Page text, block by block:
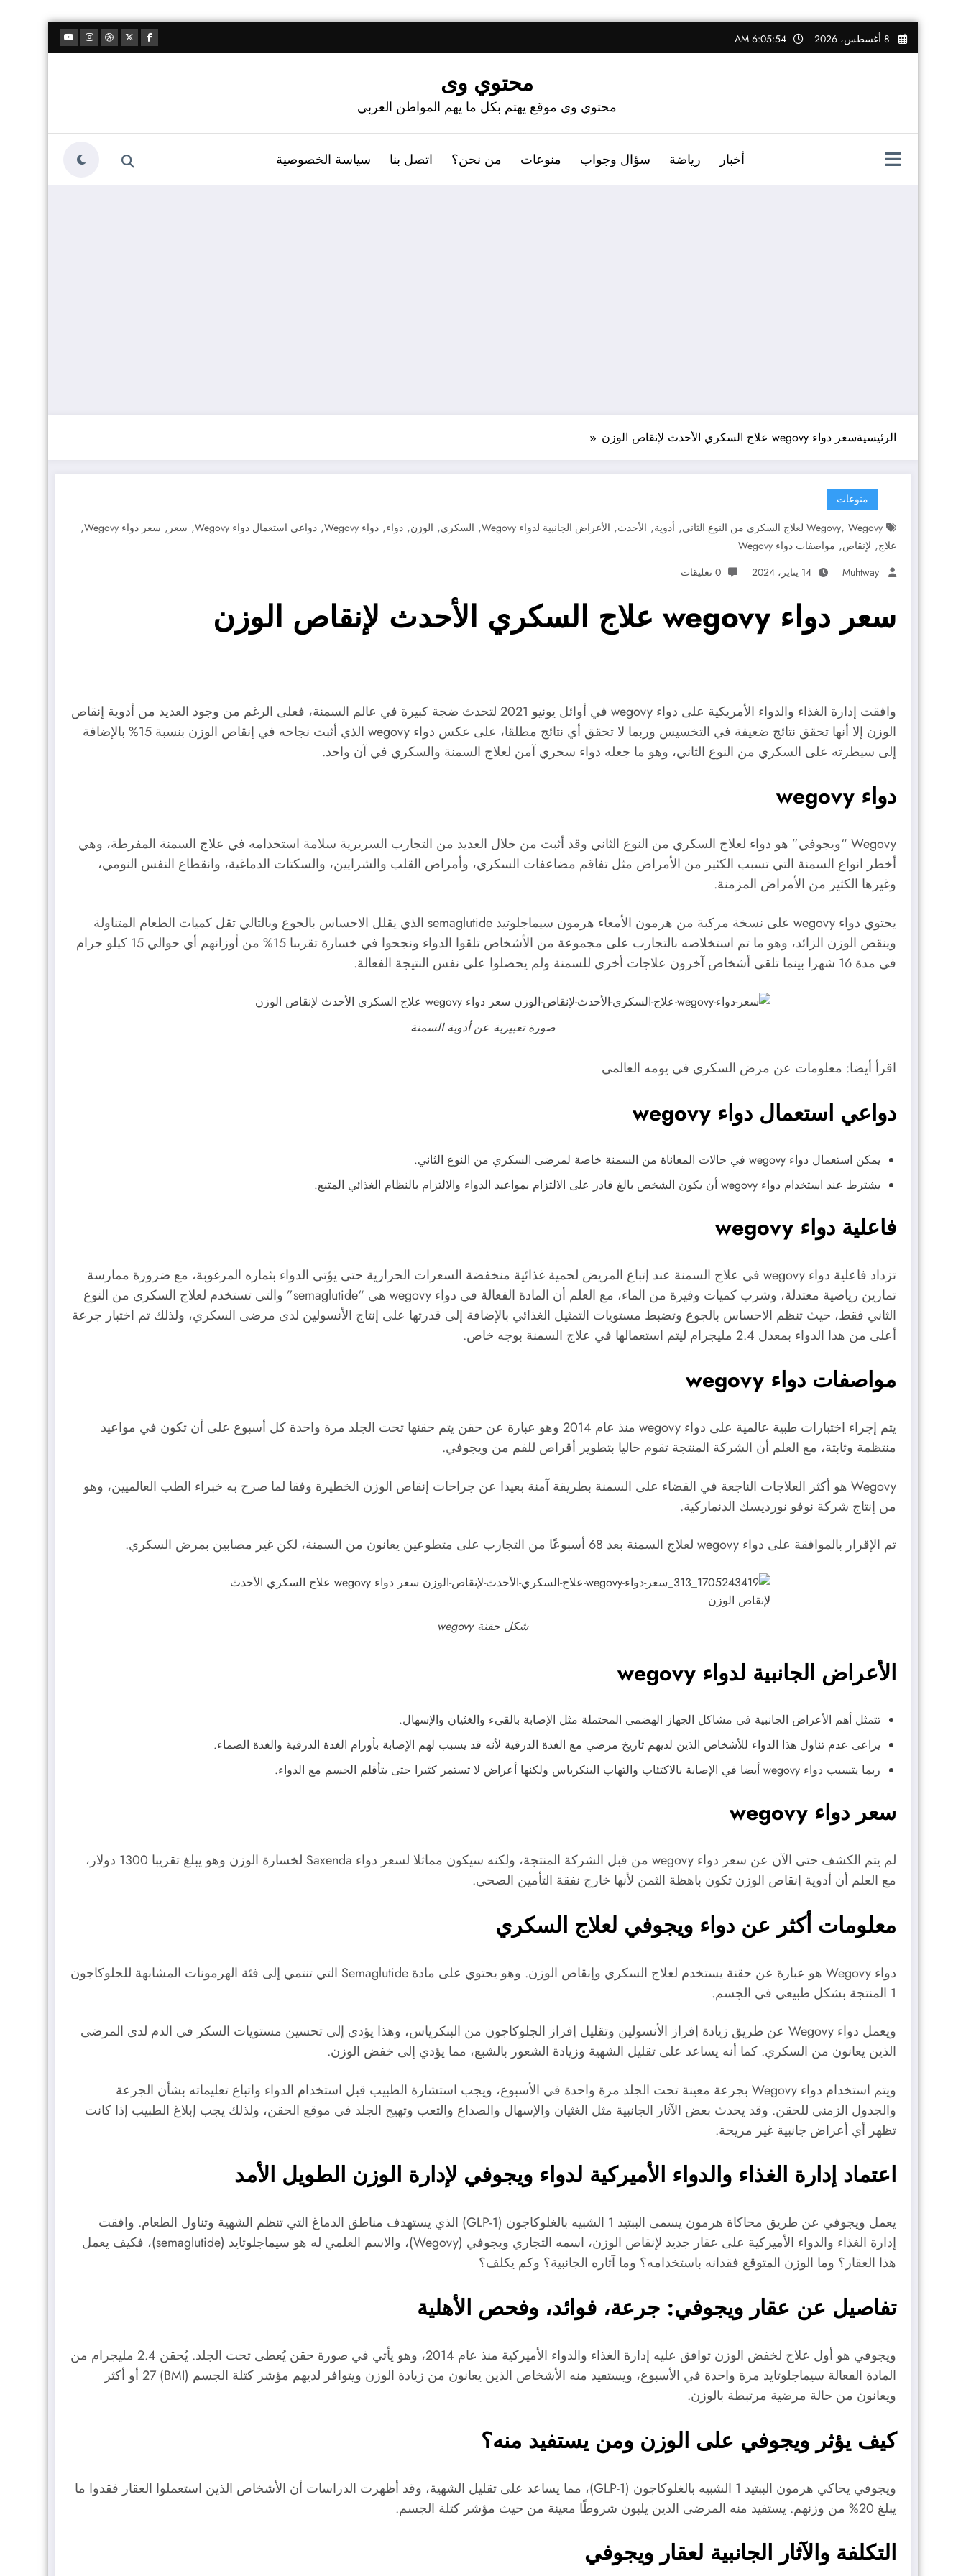
التجاوز
إلى
8 أغسطس، 2026 6:05:55 AM
محتوي وى
محتوي وى موقع يهتم بكل ما يهم المواطن العربي
أخبار رياضة سؤال وجواب منوعات من نحن؟ اتصل بنا سياسة الخصوصية
الرئيسيةسعر دواء wegovy علاج السكري الأحدث لإنقاص الوزن
منوعات
Wegovy, Wegovy لعلاج السكري من النوع الثاني , أدوية, الأحدث, الأعراض الجانبية لدواء Wegovy , السكري, الوزن, دواء, دواء Wegovy , دواعي استعمال دواء Wegovy , سعر , سعر دواء Wegovy ,
علاج, لإنقاص, مواصفات دواء Wegovy
Muhtway
14 يناير، 2024 0 تعليقات
سعر دواء wegovy علاج السكري الأحدث لإنقاص الوزن
وافقت إدارة الغذاء والدواء الأمريكية على دواء wegovy في أوائل يونيو 2021 لتحدث ضجة كبيرة في عالم السمنة، فعلى الرغم من وجود العديد من أدوية إنقاص
الوزن إلا أنها تحقق نتائج ضعيفة في التخسيس وربما لا تحقق أي نتائج مطلقا، على عكس دواء wegovy الذي أثبت نجاحه في إنقاص الوزن بنسبة 15% بالإضافة
إلى سيطرته على السكري من النوع الثاني، وهو ما جعله دواء سحري آمن لعلاج السمنة والسكري في آن واحد.
دواء wegovy
Wegovy “ويجوفي” هو دواء لعلاج السكري من النوع الثاني وقد أثبت من خلال العديد من التجارب السريرية سلامة استخدامه في علاج السمنة المفرطة، وهي
أخطر انواع السمنة التي تسبب الكثير من الأمراض مثل تفاقم مضاعفات السكري، وأمراض القلب والشرايين، والسكتات الدماغية، وانقطاع النفس النومي،
وغيرها الكثير من الأمراض المزمنة.
يحتوي دواء wegovy على نسخة مركبة من هرمون الأمعاء هرمون سيماجلوتيد semaglutide الذي يقلل الاحساس بالجوع وبالتالي تقل كميات الطعام المتناولة
وينقص الوزن الزائد، وهو ما تم استخلاصه بالتجارب على مجموعة من الأشخاص تلقوا الدواء ونجحوا في خسارة تقريبا 15% من أوزانهم أي حوالي 15 كيلو جرام
في مدة 16 شهرا بينما تلقى أشخاص آخرون علاجات أخرى للسمنة ولم يحصلوا على نفس النتيجة الفعالة.
صورة تعبيرية عن أدوية السمنة
اقرأ أيضا: معلومات عن مرض السكري في يومه العالمي
دواعي استعمال دواء wegovy
يمكن استعمال دواء wegovy في حالات المعاناة من السمنة خاصة لمرضى السكري من النوع الثاني.
يشترط عند استخدام دواء wegovy أن يكون الشخص بالغ قادر على الالتزام بمواعيد الدواء والالتزام بالنظام الغذائي المتبع.
فاعلية دواء wegovy
تزداد فاعلية دواء wegovy في علاج السمنة عند إتباع المريض لحمية غذائية منخفضة السعرات الحرارية حتى يؤتي الدواء بثماره المرغوبة، مع ضرورة ممارسة
تمارين رياضية معتدلة، وشرب كميات وفيرة من الماء، مع العلم أن المادة الفعالة في دواء wegovy هي “semaglutide” والتي تستخدم لعلاج السكري من النوع
الثاني فقط، حيث تنظم الاحساس بالجوع وتضبط مستويات التمثيل الغذائي بالإضافة إلى قدرتها على إنتاج الأنسولين لدى مرضى السكري، ولذلك تم اختبار جرعة
أعلى من هذا الدواء بمعدل 2.4 مليجرام ليتم استعمالها في علاج السمنة بوجه خاص.
مواصفات دواء wegovy
يتم إجراء اختبارات طبية عالمية على دواء wegovy منذ عام 2014 وهو عبارة عن حقن يتم حقنها تحت الجلد مرة واحدة كل أسبوع على أن تكون في مواعيد
منتظمة وثابتة، مع العلم أن الشركة المنتجة تقوم حاليا بتطوير أقراص للفم من ويجوفي.
Wegovy هو أكثر العلاجات الناجعة في القضاء على السمنة بطريقة آمنة بعيدا عن جراحات إنقاص الوزن الخطيرة وفقا لما صرح به خبراء الطب العالميين، وهو
من إنتاج شركة نوفو نورديسك الدنماركية.
تم الإقرار بالموافقة على دواء wegovy لعلاج السمنة بعد 68 أسبوعًا من التجارب على متطوعين يعانون من السمنة، لكن غير مصابين بمرض السكري.
شكل حقنة wegovy
الأعراض الجانبية لدواء wegovy
تتمثل أهم الأعراض الجانبية في مشاكل الجهاز الهضمي المحتملة مثل الإصابة بالقيء والغثيان والإسهال.
يراعى عدم تناول هذا الدواء للأشخاص الذين لديهم تاريخ مرضي مع الغدة الدرقية لأنه قد يسبب لهم الإصابة بأورام الغدة الدرقية والغدة الصماء.
ربما يتسبب دواء wegovy أيضا في الإصابة بالاكتئاب والتهاب البنكرياس ولكنها أعراض لا تستمر كثيرا حتى يتأقلم الجسم مع الدواء.
سعر دواء wegovy
لم يتم الكشف حتى الآن عن سعر دواء wegovy من قبل الشركة المنتجة، ولكنه سيكون مماثلا لسعر دواء Saxenda لخسارة الوزن وهو يبلغ تقريبا 1300 دولار،
مع العلم أن أدوية إنقاص الوزن تكون باهظة الثمن لأنها خارج نفقة التأمين الصحي.
معلومات أكثر عن دواء ويجوفي لعلاج السكري
دواء Wegovy هو عبارة عن حقنة يستخدم لعلاج السكري وإنقاص الوزن. وهو يحتوي على مادة Semaglutide التي تنتمي إلى فئة الهرمونات المشابهة للجلوكاجون
1 المنتجة بشكل طبيعي في الجسم.
ويعمل دواء Wegovy عن طريق زيادة إفراز الأنسولين وتقليل إفراز الجلوكاجون من البنكرياس، وهذا يؤدي إلى تحسين مستويات السكر في الدم لدى المرضى
الذين يعانون من السكري. كما أنه يساعد على تقليل الشهية وزيادة الشعور بالشبع، مما يؤدي إلى خفض الوزن.
ويتم استخدام دواء Wegovy بجرعة معينة تحت الجلد مرة واحدة في الأسبوع، ويجب استشارة الطبيب قبل استخدام الدواء واتباع تعليماته بشأن الجرعة
والجدول الزمني للحقن. وقد يحدث بعض الآثار الجانبية مثل الغثيان والإسهال والصداع والتعب وتهيج الجلد في موقع الحقن، ولذلك يجب إبلاغ الطبيب إذا كانت
تظهر أي أعراض جانبية غير مريحة.
اعتماد إدارة الغذاء والدواء الأميركية لدواء ويجوفي لإدارة الوزن الطويل الأمد
يعمل ويجوفي عن طريق محاكاة هرمون يسمى الببتيد 1 الشبيه بالغلوكاجون (GLP-1) الذي يستهدف مناطق الدماغ التي تنظم الشهية وتناول الطعام. وافقت
إدارة الغذاء والدواء الأميركية على عقار جديد لإنقاص الوزن، اسمه التجاري ويجوفي (Wegovy)، والاسم العلمي له هو سيماجلوتايد (semaglutide)، فكيف يعمل
هذا العقار؟ وما الوزن المتوقع فقدانه باستخدامه؟ وما آثاره الجانبية؟ وكم يكلف؟
تفاصيل عن عقار ويجوفي: جرعة، فوائد، وفحص الأهلية
ويجوفي هو أول علاج لخفض الوزن توافق عليه إدارة الغذاء والدواء الأميركية منذ عام 2014، وهو يأتي في صورة حقن يُعطى تحت الجلد. يُحقن 2.4 مليجرام من
المادة الفعالة سيماجلوتايد مرة واحدة في الأسبوع، ويستفيد منه الأشخاص الذين يعانون من زيادة الوزن ويتوافر لديهم مؤشر كتلة الجسم (BMI) 27 أو أكثر
ويعانون من حالة مرضية مرتبطة بالوزن.
كيف يؤثر ويجوفي على الوزن ومن يستفيد منه؟
ويجوفي يحاكي هرمون الببتيد 1 الشبيه بالغلوكاجون (GLP-1)، مما يساعد على تقليل الشهية، وقد أظهرت الدراسات أن الأشخاص الذين استعملوا العقار فقدوا ما
يبلغ 20% من وزنهم. يستفيد منه المرضى الذين يلبون شروطًا معينة من حيث مؤشر كتلة الجسم.
التكلفة والآثار الجانبية لعقار ويجوفي